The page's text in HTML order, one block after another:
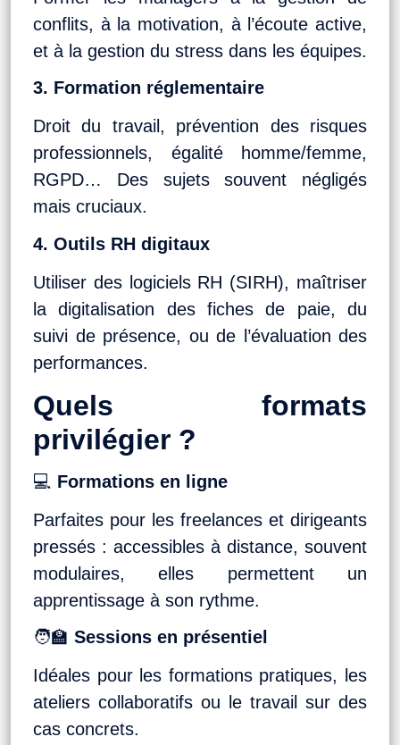
conflits, à la motivation, à l’écoute active,
et à la gestion du stress dans les équipes.
3. Formation réglementaire
Droit du travail, prévention des risques
professionnels, égalité homme/femme,
RGPD… Des sujets souvent négligés
mais cruciaux.
4. Outils RH digitaux
Utiliser des logiciels RH (SIRH), maîtriser
la digitalisation des fiches de paie, du
suivi de présence, ou de l’évaluation des
performances.
Quels formats
privilégier ?
💻 Formations en ligne
Parfaites pour les freelances et dirigeants
pressés : accessibles à distance, souvent
modulaires, elles permettent un
apprentissage à son rythme.
🧑‍🏫 Sessions en présentiel
Idéales pour les formations pratiques, les
ateliers collaboratifs ou le travail sur des
cas concrets.